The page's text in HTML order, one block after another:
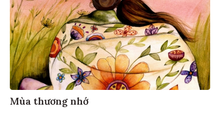
Mùa thương nhớ